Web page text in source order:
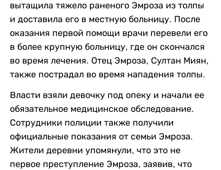
вытащила тяжело раненого Эмроза из толпы
и доставила его в местную больницу. После
оказания первой помощи врачи перевели его
в более крупную больницу, где он скончался
во время лечения. Отец Эмроза, Султан Миян,
также пострадал во время нападения толпы.
Власти взяли девочку под опеку и начали ее
обязательное медицинское обследование.
Сотрудники полиции также получили
официальные показания от семьи Эмроза.
Жители деревни упомянули, что это не
первое преступление Эмроза, заявив, что